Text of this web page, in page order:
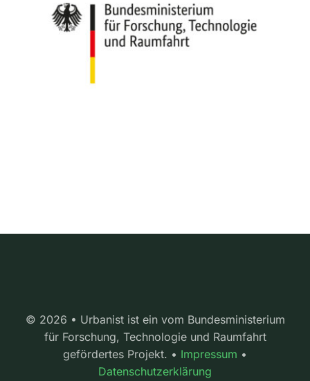
© 2026 • Urbanist ist ein vom Bundesministerium
für Forschung, Technologie und Raumfahrt
gefördertes Projekt. • Impressum •
Datenschutzerklärung